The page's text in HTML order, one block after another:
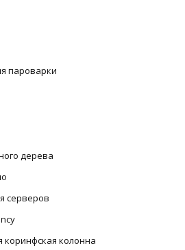
пароварки
дерева
серверов
коринфская колонна